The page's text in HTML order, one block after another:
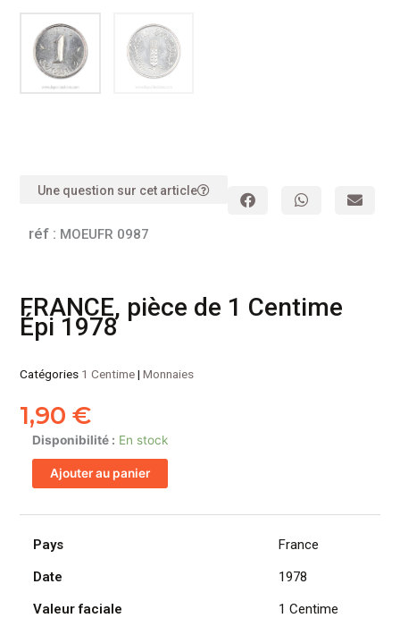
Une question sur cet article
réf : MOEUFR 0987
FRANCE, pièce de 1 Centime
Épi 1978
Catégories 1 Centime|Monnaies
1,90€
Disponibilité : En stock
quantité
de
FRANCE,
de
Épi
Ajouter au panier
Pays
France
Date
1978
Valeur faciale
1 Centime